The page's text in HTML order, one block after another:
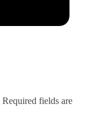
Required fields are